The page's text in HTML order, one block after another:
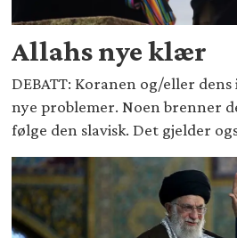
Allahs nye klær
DEBATT: Koranen og/eller
nye problemer. Noen brenner
følge den slavisk. Det gjelder